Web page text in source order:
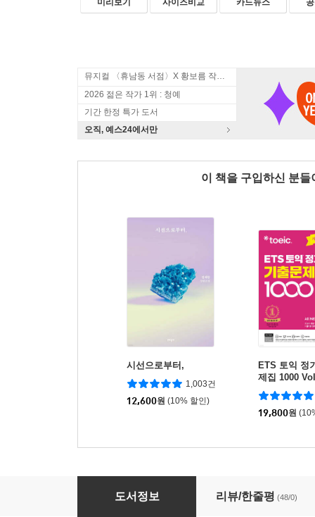
뮤지컬 〈휴남동 서점〉X 황보름 작가 북토크
2026 젊은 작가 1위 : 청예
기간 한정 특가 도서
오직, 예스24에서만
이 책을 구입하신 분
시선으로부터,
1,003건
12,600원 (10% 할인)
ETS 토익 정
제집 1000
19,800원
그리고 강은 그녀를 끌어내린다
도서정보 리뷰/한줄평 (48/0)